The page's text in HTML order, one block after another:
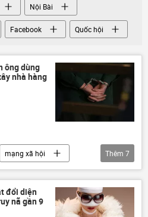
Nội Bài
Facebook Quốc hội
ông dùng
nhà hàng
mạng xã hội
Việt Nam
luật hình sự
phép
Thêm 7
đổi diện
nã gần 9